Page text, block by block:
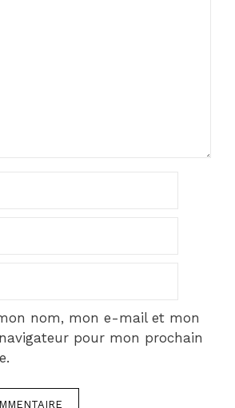
nom, mon e-mail et mon
pour mon prochain